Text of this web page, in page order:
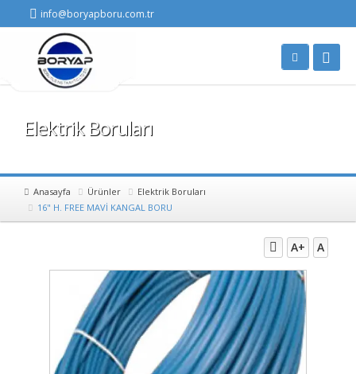
info@boryapboru.com.tr
Elektrik Boruları
Anasayfa Ürünler
Elektrik Boruları
16" H. FREE MAVİ KANGAL BORU
A+ A